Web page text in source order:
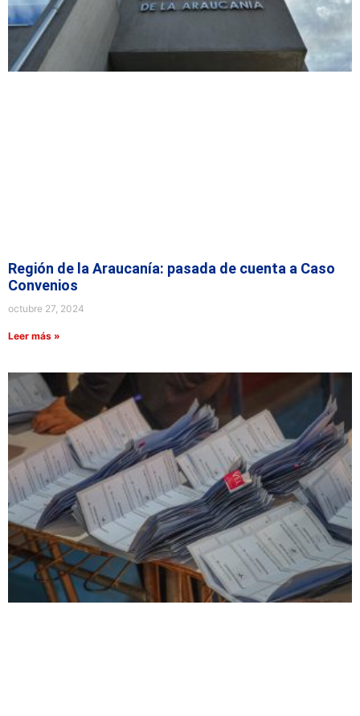
Región de la Araucanía: pasada de cuenta a Caso
Convenios
octubre 27, 2024
Leer más »